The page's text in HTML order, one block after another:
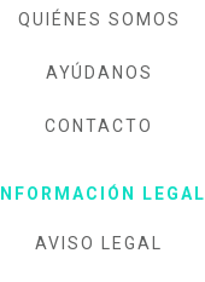
QUIÉNES SOMOS
AYÚDANOS
CONTACTO
INFORMACIÓN LEGAL
AVISO LEGAL